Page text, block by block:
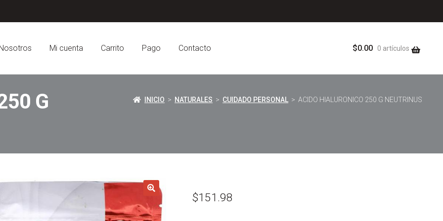
Mi cuenta Carrito Pago Contacto $0.00 0 artículos
INICIO > NATURALES > CUIDADO PERSONAL > ACIDO HIALURONICO 250 G NEUTRINUS
G
$151.98